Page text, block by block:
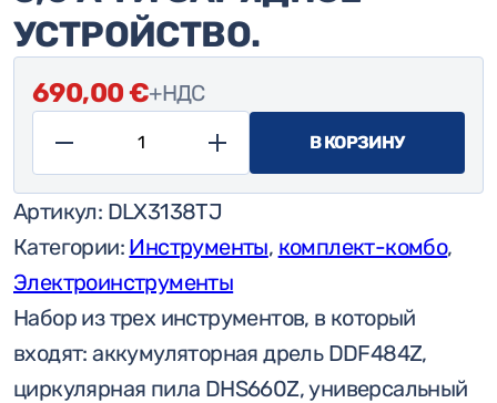
УСТРОЙСТВО.
690,00€+НДС
товара
Комбинированный
комплект
Makita
DLX3138TJ
(DDF484+DHS660+DTM51)
В КОРЗИНУ
Артикул: DLX3138TJ
Категории: Инструменты, комплект-комбо,
Электроинструменты
Набор из трех инструментов, в который
входят: аккумуляторная дрель DDF484Z,
циркулярная пила DHS660Z, универсальный